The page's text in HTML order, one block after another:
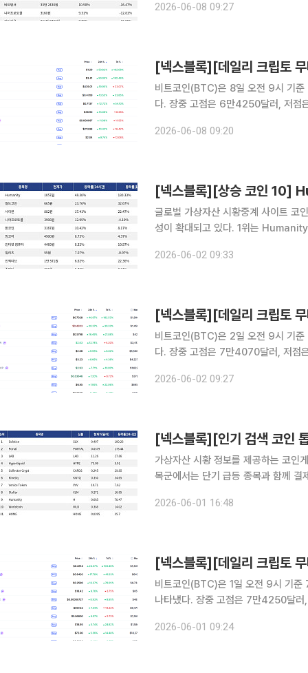
188.67% 상승했다. 3위는 지캐시
2026-06-08 09:27
비트코인(BTC)은 8일 오전 9시 기
다. 장중 고점은 6만4250달러, 저점
사이렌(siren, SIREN)은 24시간 기
2026-06-08 09:20
글로벌 가상자산 시황중계 사이트 코
성이 확대되고 있다. 1위는 Humanity(H)로, 24시간 동안 48.30% 상승했으며 7일 기준
32.67% 상승했다. 3위는 사이렌
2026-06-02 09:33
비트코인(BTC)은 2일 오전 9시 기
다. 장중 고점은 7만4070달러, 저점
털 신원 인프라 프로젝트 휴머니티프
2026-06-02 09:27
가상자산 시황 정보를 제공하는 코
목군에서는 단기 급등 종목과 함께
위의 비교적 소형 종목이지만 24시간
2026-06-01 16:48
비트코인(BTC)은 1일 오전 9시 기
나타냈다. 장중 고점은 7만4250달
털 신원 인프라 프로젝트 휴머니티
2026-06-01 09:24